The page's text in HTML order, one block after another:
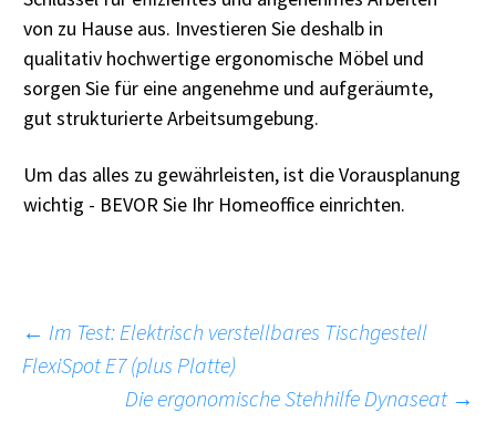
von zu Hause aus. Investieren Sie deshalb in
qualitativ hochwertige ergonomische Möbel und
sorgen Sie für eine angenehme und aufgeräumte,
gut strukturierte Arbeitsumgebung.
Um das alles zu gewährleisten, ist die Vorausplanung
wichtig - BEVOR Sie Ihr Homeoffice einrichten.
Beitragsnavigation
← Im Test: Elektrisch verstellbares Tischgestell
FlexiSpot E7 (plus Platte)
Die ergonomische Stehhilfe Dynaseat →